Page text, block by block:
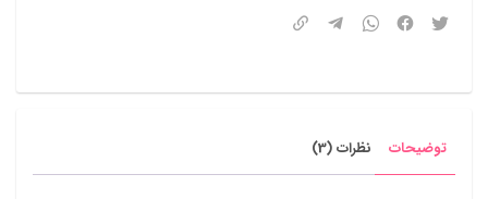
در
علوم
توضیحات نظرات (3)